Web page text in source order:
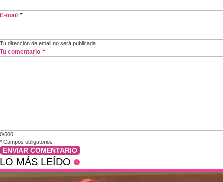
E-mail *
Tu dirección de email no será publicada.
Tu comentario *
0/500
* Campos obligatorios
ENVIAR COMENTARIO
LO MÁS LEÍDO